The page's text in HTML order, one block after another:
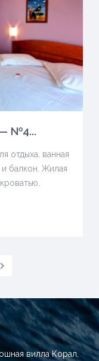
№4...
отдыха, ванная
балкон. Жилая
вилла Корал,